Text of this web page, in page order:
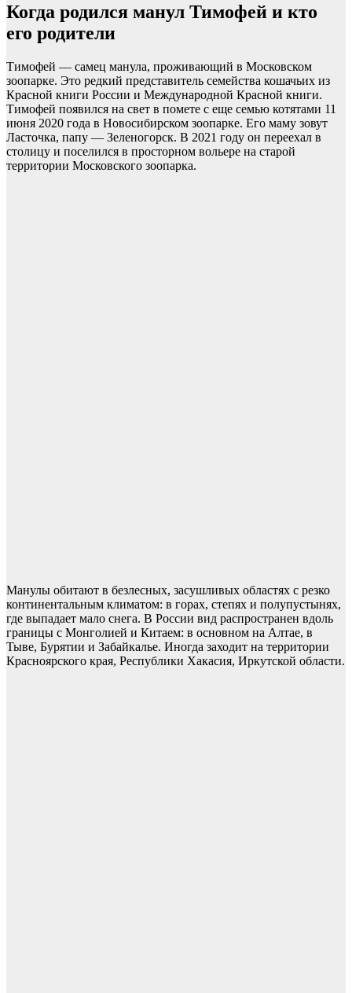
Когда родился манул Тимофей и кто
его родители
Тимофей — самец манула, проживающий в Московском
зоопарке. Это редкий представитель семейства кошачьих из
Красной книги России и Международной Красной книги.
Тимофей появился на свет в помете с еще семью котятами 11
июня 2020 года в Новосибирском зоопарке. Его маму зовут
Ласточка, папу — Зеленогорск. В 2021 году он переехал в
столицу и поселился в просторном вольере на старой
территории Московского зоопарка.
Манулы обитают в безлесных, засушливых областях с резко
континентальным климатом: в горах, степях и полупустынях,
где выпадает мало снега. В России вид распространен вдоль
границы с Монголией и Китаем: в основном на Алтае, в
Тыве, Бурятии и Забайкалье. Иногда заходит на территории
Красноярского края, Республики Хакасия, Иркутской области.